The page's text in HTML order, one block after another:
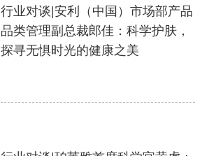
行业对谈|安利（中国）市场部产品
品类管理副总裁郎佳：科学护肤，
探寻无惧时光的健康之美